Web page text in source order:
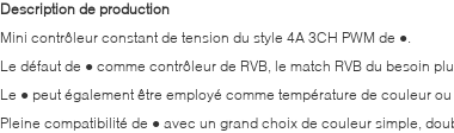
Description de production
Mini contrôleur constant de tension du style 4A 3CH PWM de ●.
Le défaut de ● comme contrôleur de RVB, le match RVB du besoin
Le ● peut également être employé comme température de couleur
Pleine compatibilité de ● avec un grand choix de couleur simple,